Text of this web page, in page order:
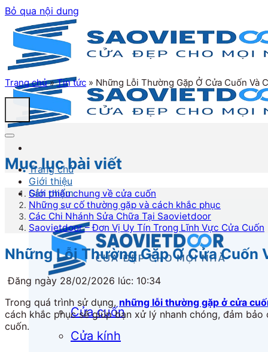
Bỏ qua nội dung
Trang chủ
Giới thiệu
Sản phẩm
Cửa cuốn
Cửa kính
Trang chủ»Tin tức » Những Lỗi Thường Gặp Ở Cửa Cuốn Và
Mục lục bài viết
Giới thiệu chung về cửa cuốn
Những sự cố thường gặp và cách khắc phục
Các Chi Nhánh Sửa Chữa Tại Saovietdoor
Saovietdoor – Đơn Vị Uy Tín Trong Lĩnh Vực Cửa Cuốn
Những Lỗi Thường Gặp Ở Cửa Cuốn
Đăng ngày 28/02/2026 lúc: 10:34
Trong quá trình sử dụng, những lỗi thường gặp ở cửa
cách khắc phụcsẽ giúp bạn xử lý nhanh chóng, đảm
cuốn.